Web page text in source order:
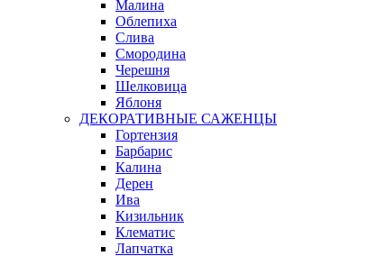
Малина
Облепиха
Слива
Смородина
Черешня
Шелковица
Яблоня
ДЕКОРАТИВНЫЕ САЖЕНЦЫ
Гортензия
Барбарис
Калина
Дерен
Ива
Кизильник
Клематис
Лапчатка